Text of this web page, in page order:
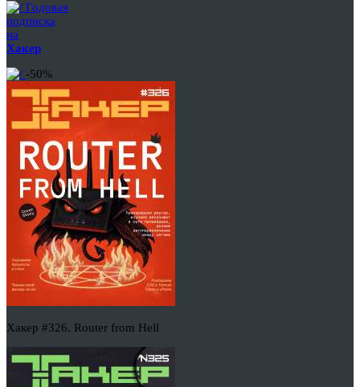
Годовая
подписка
на
Хакер
-50%
Хакер #326. Router from Hell